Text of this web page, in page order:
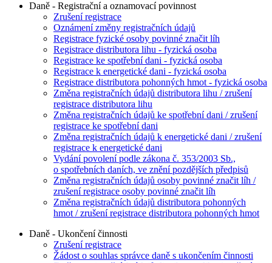
Daně - Registrační a oznamovací povinnost
Zrušení registrace
Oznámení změny registračních údajů
Registrace fyzické osoby povinné značit líh
Registrace distributora lihu - fyzická osoba
Registrace ke spotřební dani - fyzická osoba
Registrace k energetické dani - fyzická osoba
Registrace distributora pohonných hmot - fyzická osoba
Změna registračních údajů distributora lihu / zrušení
registrace distributora lihu
Změna registračních údajů ke spotřební dani / zrušení
registrace ke spotřební dani
Změna registračních údajů k energetické dani / zrušení
registrace k energetické dani
Vydání povolení podle zákona č. 353/2003 Sb.,
o spotřebních daních, ve znění pozdějších předpisů
Změna registračních údajů osoby povinné značit líh /
zrušení registrace osoby povinné značit líh
Změna registračních údajů distributora pohonných
hmot / zrušení registrace distributora pohonných hmot
Daně - Ukončení činnosti
Zrušení registrace
Žádost o souhlas správce daně s ukončením činnosti